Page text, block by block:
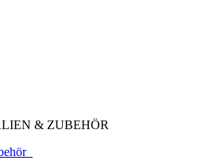
& ZUBEHÖR